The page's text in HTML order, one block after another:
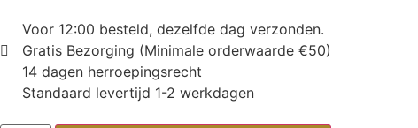
Voor 12:00 besteld, dezelfde dag verzonden.
Gratis Bezorging (Minimale orderwaarde €50)
14 dagen herroepingsrecht
Standaard levertijd 1-2 werkdagen